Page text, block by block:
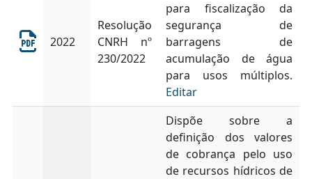
2022
Resolução
CNRH nº
230/2022
para fiscalização da
segurança de
barragens de
acumulação de água
para usos múltiplos.
Editar
Dispõe sobre a
definição dos valores
de cobrança pelo uso
de recursos hídricos de